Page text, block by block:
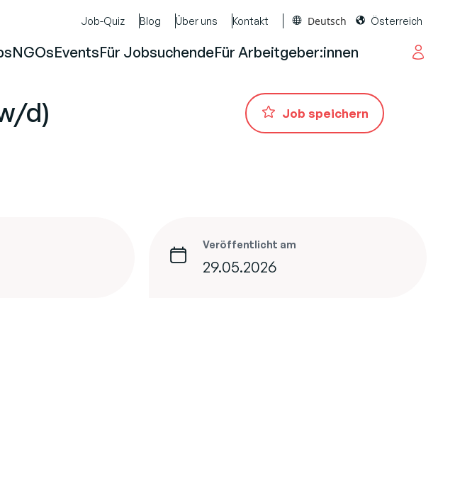
Job-Quiz Blog Über uns Kontakt Deutsch Österreich
NGOsEventsFür JobsuchendeFür Arbeitgeber:innen
d) Job speichern
Veröffentlicht am
29.05.2026